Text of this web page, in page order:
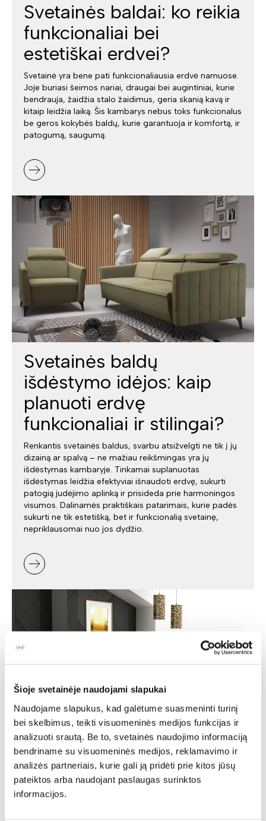
Šioje svetainėje naudojami slapukai
Naudojame slapukus, kad galėtume suasmeninti turinį
bei skelbimus, teikti visuomeninės medijos funkcijas ir
analizuoti srautą. Be to, svetainės naudojimo informaciją
bendriname su visuomeninės medijos, reklamavimo ir
analizės partneriais, kurie gali ją pridėti prie kitos jūsų
pateiktos arba naudojant paslaugas surinktos
informacijos.
Svetainės baldai: ko reikia
funkcionaliai bei
estetiškai erdvei?
Svetainė yra bene pati funkcionaliausia erdvė namuose.
Joje buriasi šeimos nariai, draugai bei augintiniai, kurie
bendrauja, žaidžia stalo žaidimus, geria skanią kavą ir
kitaip leidžia laiką. Šis kambarys nebus toks funkcionalus
be geros kokybės baldų, kurie garantuoja ir komfortą, ir
patogumą, saugumą.
Svetainės baldų
išdėstymo idėjos: kaip
planuoti erdvę
funkcionaliai ir stilingai?
Renkantis svetainės baldus, svarbu atsižvelgti ne tik į jų
dizainą ar spalvą – ne mažiau reikšmingas yra jų
išdėstymas kambaryje. Tinkamai suplanuotas
išdėstymas leidžia efektyviai išnaudoti erdvę, sukurti
patogią judėjimo aplinką ir prisideda prie harmoningos
visumos. Dalinamės praktiškais patarimais, kurie padės
sukurti ne tik estetišką, bet ir funkcionalią svetainę,
nepriklausomai nuo jos dydžio.
Minkšti baldai -
jaukumas ir stilius jūsų
namuose